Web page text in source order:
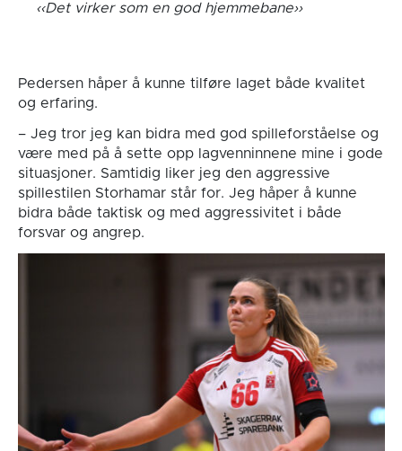
Det virker som en god hjemmebane
Pedersen håper å kunne tilføre laget både kvalitet
og erfaring.
– Jeg tror jeg kan bidra med god spilleforståelse og
være med på å sette opp lagvenninnene mine i gode
situasjoner. Samtidig liker jeg den aggressive
spillestilen Storhamar står for. Jeg håper å kunne
bidra både taktisk og med aggressivitet i både
forsvar og angrep.